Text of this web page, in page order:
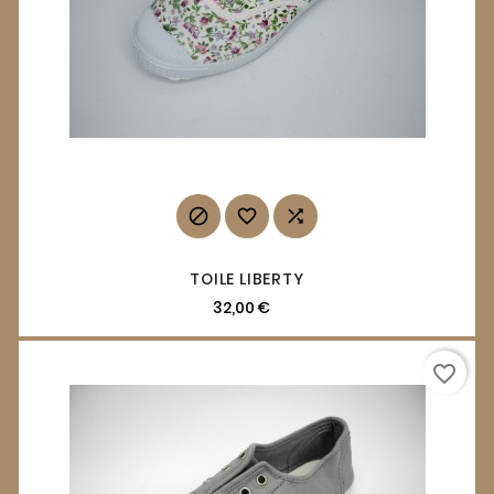
  
TOILE LIBERTY
32,00 €
favorite_border